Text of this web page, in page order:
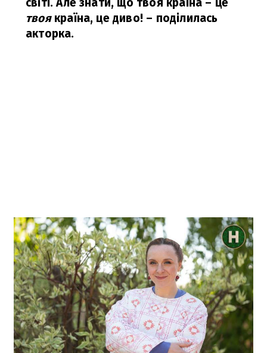
твоякраїна, це диво! – поділилась
акторка.